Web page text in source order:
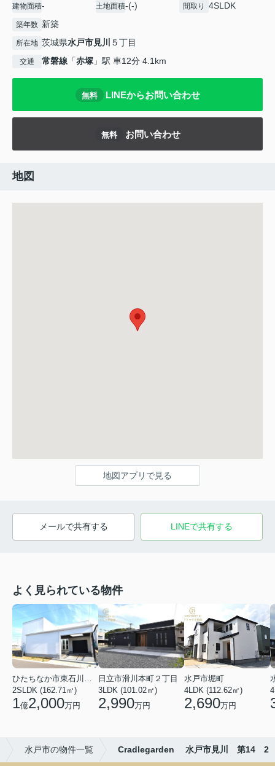
建物面積- 土地面積-(-) 間取り 4SLDK
築年数 新築
所在地 茨城県水戸市見川 ５丁目
交通 常磐線 「赤塚 」駅 車12分 4.1km
無料 LINEからお問い合わせ
無料 お問い合わせ
地図
地図アプリで見る
メールで共有する LINEで共有する
よく見られている物件
ひたちなか市東石川２丁目
2SLDK (162.71㎡)
1億2,000万円
日立市滑川本町２丁目
3LDK (101.02㎡)
2,990万円
水戸市堀町
4LDK (112.62㎡)
2,690万円
水戸市の物件一覧 Cradlegarden 水戸市見川 第14 2